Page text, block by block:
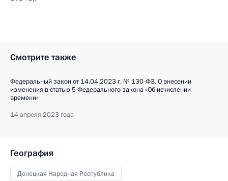
Смотрите также
Федеральный закон от 14.04.2023 г. № 130-ФЗ. О внесении
изменения в статью 5 Федерального закона «Об исчислении
времени»
14 апреля 2023 года
География
Донецкая Народная Республика